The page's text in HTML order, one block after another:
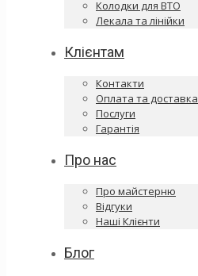
Колодки для ВТО
Лекала та лінійки
Клієнтам
Контакти
Оплата та доставка
Послуги
Гарантія
Про нас
Про майстерню
Відгуки
Наші Клієнти
Блог